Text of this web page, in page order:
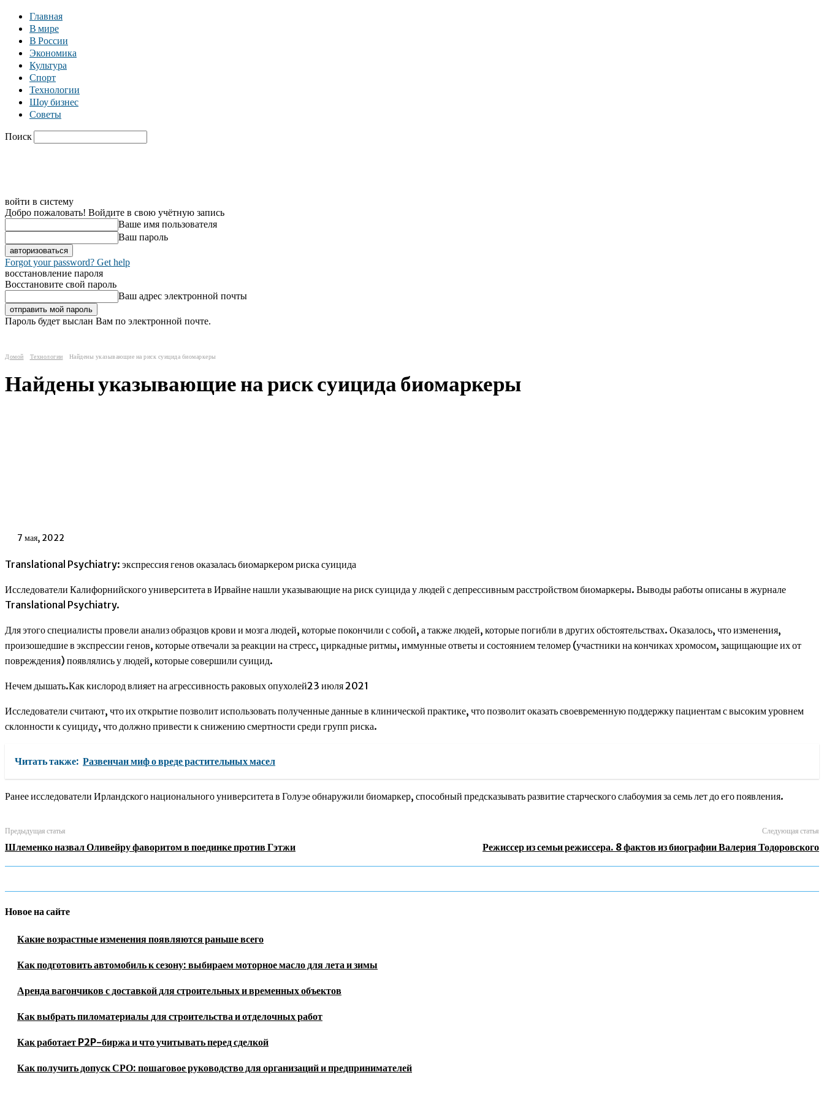
Главная
В мире
В России
Экономика
Культура
Спорт
Технологии
Шоу бизнес
Советы
Поиск
войти в систему
Добро пожаловать! Войдите в свою учётную запись
Ваше имя пользователя
Ваш пароль
Forgot your password? Get help
восстановление пароля
Восстановите свой пароль
Ваш адрес электронной почты
Пароль будет выслан Вам по электронной почте.
Домой Технологии Найдены указывающие на риск суицида биомаркеры
Найдены указывающие на риск суицида биомаркеры
7 мая, 2022
Translational Psychiatry: экспрессия генов оказалась биомаркером риска суицида
Исследователи Калифорнийского университета в Ирвайне нашли указывающие на риск суицида у людей с депрессивным расстройством биомаркеры. Выводы работы описаны в журнале
Translational Psychiatry.
Для этого специалисты провели анализ образцов крови и мозга людей, которые покончили с собой, а также людей, которые погибли в других обстоятельствах. Оказалось, что изменения,
произошедшие в экспрессии генов, которые отвечали за реакции на стресс, циркадные ритмы, иммунные ответы и состоянием теломер (участники на кончиках хромосом, защищающие их от
повреждения) появлялись у людей, которые совершили суицид.
Нечем дышать.Как кислород влияет на агрессивность раковых опухолей23 июля 2021
Исследователи считают, что их открытие позволит использовать полученные данные в клинической практике, что позволит оказать своевременную поддержку пациентам с высоким уровнем
склонности к суициду, что должно привести к снижению смертности среди групп риска.
Читать также: Развенчан миф о вреде растительных масел
Ранее исследователи Ирландского национального университета в Голуэе обнаружили биомаркер, способный предсказывать развитие старческого слабоумия за семь лет до его появления.
Предыдущая статья
Шлеменко назвал Оливейру фаворитом в поединке против Гэтжи
Следующая статья
Режиссер из семьи режиссера. 8 фактов из биографии Валерия Тодоровского
Новое на сайте
Какие возрастные изменения появляются раньше всего
Как подготовить автомобиль к сезону: выбираем моторное масло для лета и зимы
Аренда вагончиков с доставкой для строительных и временных объектов
Как выбрать пиломатериалы для строительства и отделочных работ
Как работает P2P-биржа и что учитывать перед сделкой
Как получить допуск СРО: пошаговое руководство для организаций и предпринимателей